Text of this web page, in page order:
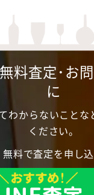
料査定･お
に
わからないことな
ください。
無料で査定を申し